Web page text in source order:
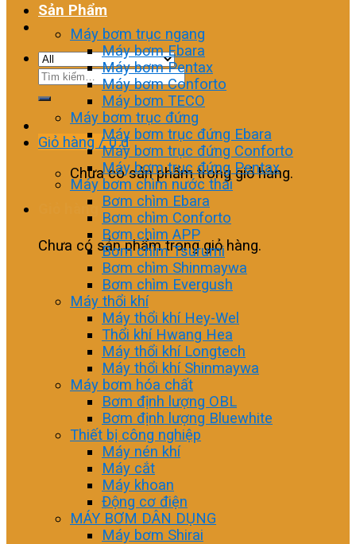
Tìm
Giỏ hàng /0₫
Chưa có sản phẩm trong giỏ hàng.
Giỏ hàng
Chưa có sản phẩm trong giỏ hàng.
Sản Phẩm
Máy bơm trục ngang
Máy bơm Ebara
Máy bơm Pentax
Máy bơm Conforto
Máy bơm TECO
Máy bơm trục đứng
Máy bơm trục đứng Ebara
Máy bơm trục đứng Conforto
Máy bơm trục đứng Pentax
Máy bơm chìm nước thải
Bơm chìm Ebara
Bơm chìm Conforto
Bơm chìm APP
Bơm chìm Tsurumi
Bơm chìm Shinmaywa
Bơm chìm Evergush
Máy thổi khí
Máy thổi khí Hey-Wel
Thổi khí Hwang Hea
Máy thổi khí Longtech
Máy thổi khí Shinmaywa
Máy bơm hóa chất
Bơm định lượng OBL
Bơm định lượng Bluewhite
Thiết bị công nghiệp
Máy nén khí
Máy cắt
Máy khoan
Động cơ điện
MÁY BƠM DÂN DỤNG
Máy bơm Shirai